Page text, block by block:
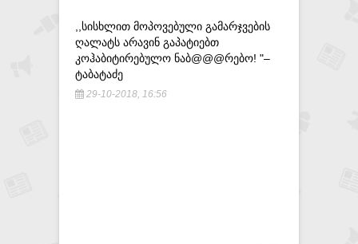
,,ᲡᲘᲡᲮᲚᲘᲗ ᲛᲝᲞᲝᲕᲔᲑᲣᲚᲘ ᲒᲐᲛᲐᲠᲯᲕᲔᲑᲘᲡ
ᲦᲐᲚᲐᲢᲡ ᲐᲠᲐᲕᲘᲜ ᲒᲐᲞᲐᲢᲘᲔᲑᲗ
ᲙᲝᲰᲐᲑᲘᲢᲘᲠᲔᲑᲣᲚᲝ ᲜᲐᲑ@@@ᲠᲔᲑᲝ! "–
ᲢᲐᲑᲐᲢᲐᲫᲔ
29-10-2018, 16:56